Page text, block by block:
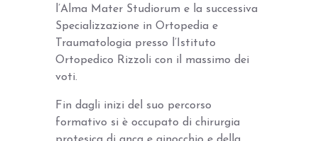
l’Alma Mater Studiorum e la successiva
Specializzazione in Ortopedia e
Traumatologia presso l’Istituto
Ortopedico Rizzoli con il massimo dei
voti.
Fin dagli inizi del suo percorso
formativo si è occupato di chirurgia